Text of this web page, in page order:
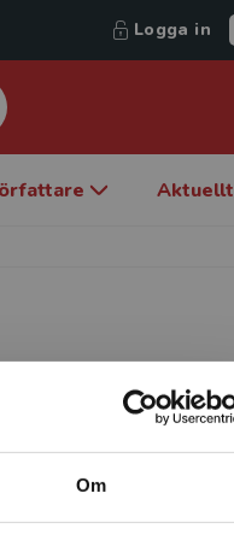
Om
Logga in
Aktuellt
vid Högskolan